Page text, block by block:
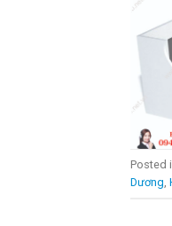
Posted
Dương